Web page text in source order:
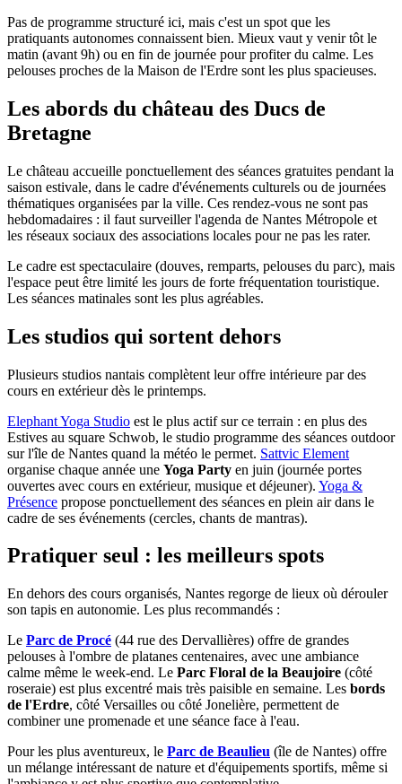
Pas de programme structuré ici, mais c'est un spot que les
pratiquants autonomes connaissent bien. Mieux vaut y venir tôt le
matin (avant 9h) ou en fin de journée pour profiter du calme. Les
pelouses proches de la Maison de l'Erdre sont les plus spacieuses.
Les abords du château des Ducs de
Bretagne
Le château accueille ponctuellement des séances gratuites pendant la
saison estivale, dans le cadre d'événements culturels ou de journées
thématiques organisées par la ville. Ces rendez-vous ne sont pas
hebdomadaires : il faut surveiller l'agenda de Nantes Métropole et
les réseaux sociaux des associations locales pour ne pas les rater.
Le cadre est spectaculaire (douves, remparts, pelouses du parc), mais
l'espace peut être limité les jours de forte fréquentation touristique.
Les séances matinales sont les plus agréables.
Les studios qui sortent dehors
Plusieurs studios nantais complètent leur offre intérieure par des
cours en extérieur dès le printemps.
Elephant Yoga Studio est le plus actif sur ce terrain : en plus des
Estives au square Schwob, le studio programme des séances outdoor
sur l'île de Nantes quand la météo le permet. Sattvic Element
organise chaque année une Yoga Party en juin (journée portes
ouvertes avec cours en extérieur, musique et déjeuner). Yoga &
Présence propose ponctuellement des séances en plein air dans le
cadre de ses événements (cercles, chants de mantras).
Pratiquer seul : les meilleurs spots
En dehors des cours organisés, Nantes regorge de lieux où dérouler
son tapis en autonomie. Les plus recommandés :
Le Parc de Procé (44 rue des Dervallières) offre de grandes
pelouses à l'ombre de platanes centenaires, avec une ambiance
calme même le week-end. Le Parc Floral de la Beaujoire (côté
roseraie) est plus excentré mais très paisible en semaine. Les bords
de l'Erdre, côté Versailles ou côté Jonelière, permettent de
combiner une promenade et une séance face à l'eau.
Pour les plus aventureux, le Parc de Beaulieu (île de Nantes) offre
un mélange intéressant de nature et d'équipements sportifs, même si